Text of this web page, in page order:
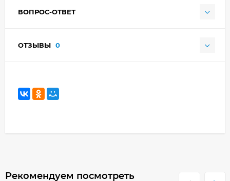
ВОПРОС-ОТВЕТ
ОТЗЫВЫ 0
Рекомендуем посмотреть